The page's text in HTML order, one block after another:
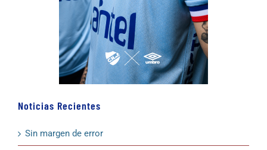
Noticias Recientes
Sin margen de error